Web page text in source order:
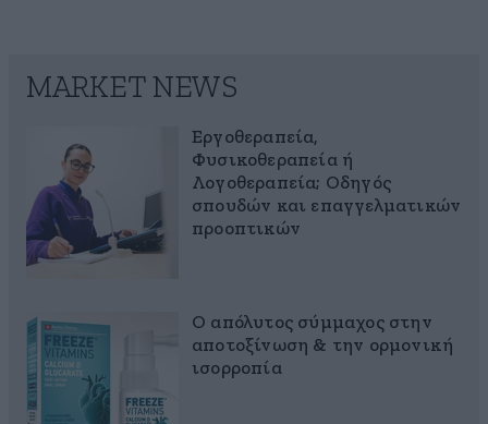
MARKET NEWS
Εργοθεραπεία,
Φυσικοθεραπεία ή
Λογοθεραπεία; Οδηγός
σπουδών και επαγγελματικών
προοπτικών
Ο απόλυτος σύμμαχος στην
αποτοξίνωση & την ορμονική
ισορροπία